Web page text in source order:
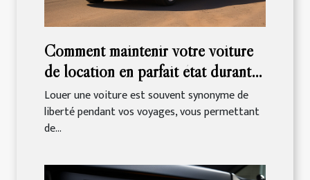
Comment maintenir votre voiture
de location en parfait état durant
votre séjour
Louer une voiture est souvent synonyme de
liberté pendant vos voyages, vous permettant
de...